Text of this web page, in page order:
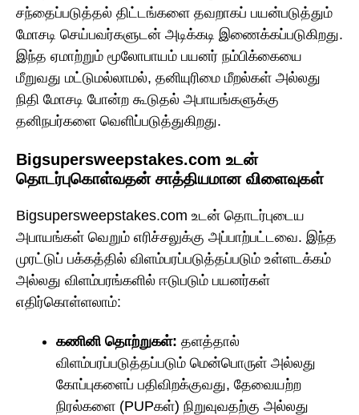
சந்தைப்படுத்தல் திட்டங்களை தவறாகப் பயன்படுத்தும்
மோசடி செய்பவர்களுடன் அடிக்கடி இணைக்கப்படுகிறது.
இந்த ஏமாற்றும் மூலோபாயம் பயனர் நம்பிக்கையை
மீறுவது மட்டுமல்லாமல், தனியுரிமை மீறல்கள் அல்லது
நிதி மோசடி போன்ற கூடுதல் அபாயங்களுக்கு
தனிநபர்களை வெளிப்படுத்துகிறது.
Bigsupersweepstakes.com உடன்
தொடர்புகொள்வதன் சாத்தியமான விளைவுகள்
Bigsupersweepstakes.com உடன் தொடர்புடைய
அபாயங்கள் வெறும் எரிச்சலுக்கு அப்பாற்பட்டவை. இந்த
முரட்டுப் பக்கத்தில் விளம்பரப்படுத்தப்படும் உள்ளடக்கம்
அல்லது விளம்பரங்களில் ஈடுபடும் பயனர்கள்
எதிர்கொள்ளலாம்:
கணினி தொற்றுகள்: தளத்தால்
விளம்பரப்படுத்தப்படும் மென்பொருள் அல்லது
கோப்புகளைப் பதிவிறக்குவது, தேவையற்ற
நிரல்களை (PUPகள்) நிறுவுவதற்கு அல்லது